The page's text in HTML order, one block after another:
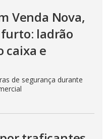
Venda Nova,
furto: ladrão
caixa e
de segurança durante